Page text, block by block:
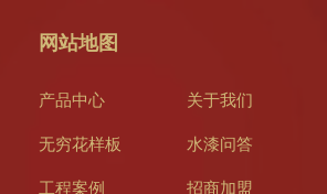
网站地图
产品中心 关于我们
无穷花样板 水漆问答
工程案例 招商加盟